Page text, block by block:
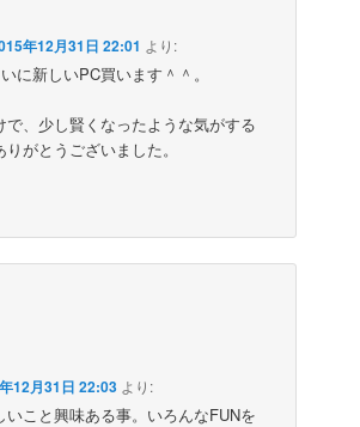
年12月31日 22:01 より:
に新しいPC買います＾＾。
で、少し賢くなったような気がする
がとうございました。
12月31日 22:03 より:
いこと興味ある事。いろんなFUNを